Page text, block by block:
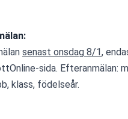
senast onsdag 8/1,
sida. Efteranmälan:
klass, födelseår.